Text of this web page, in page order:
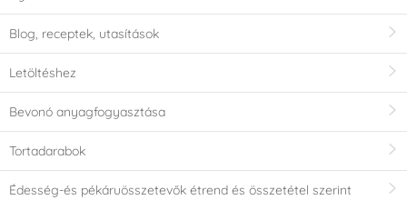
Blog, receptek, utasítások
Letöltéshez
Bevonó anyagfogyasztása
Tortadarabok
Édesség-és pékáruösszetevők étrend és összetétel szerint